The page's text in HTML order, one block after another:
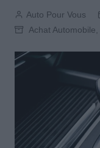
Auto Pour Vous
Achat Automobile,